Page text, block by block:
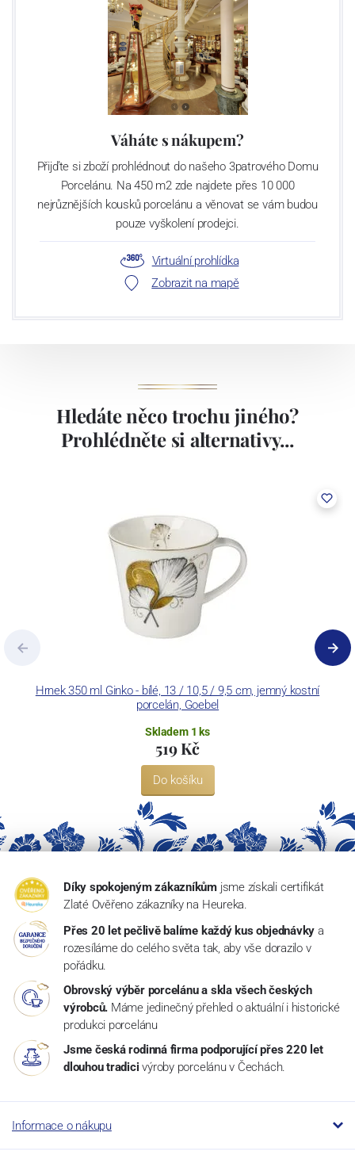
Váháte s nákupem?
Přijďte si zboží prohlédnout do našeho 3patrového Domu
Porcelánu. Na 450 m2 zde najdete přes 10 000
nejrůznějších kousků porcelánu a věnovat se vám budou
pouze vyškolení prodejci.
Virtuální prohlídka
Zobrazit na mapě
Hledáte něco trochu jiného?
Prohlédněte si alternativy...
Hrnek 350 ml Ginko - bílé, 13 / 10,5 / 9,5 cm, jemný kostní
porcelán, Goebel
Skladem 1 ks
519 Kč
Do košíku
Díky spokojeným zákazníkům jsme získali certifikát
Zlaté Ověřeno zákazníky na Heureka.
Přes 20 let pečlivě balíme každý kus objednávky a
rozesíláme do celého světa tak, aby vše dorazilo v
pořádku.
Obrovský výběr porcelánu a skla všech českých
výrobců. Máme jedinečný přehled o aktuální i historické
produkci porcelánu
Jsme česká rodinná firma podporující přes 220 let
dlouhou tradici výroby porcelánu v Čechách.
Informace o nákupu